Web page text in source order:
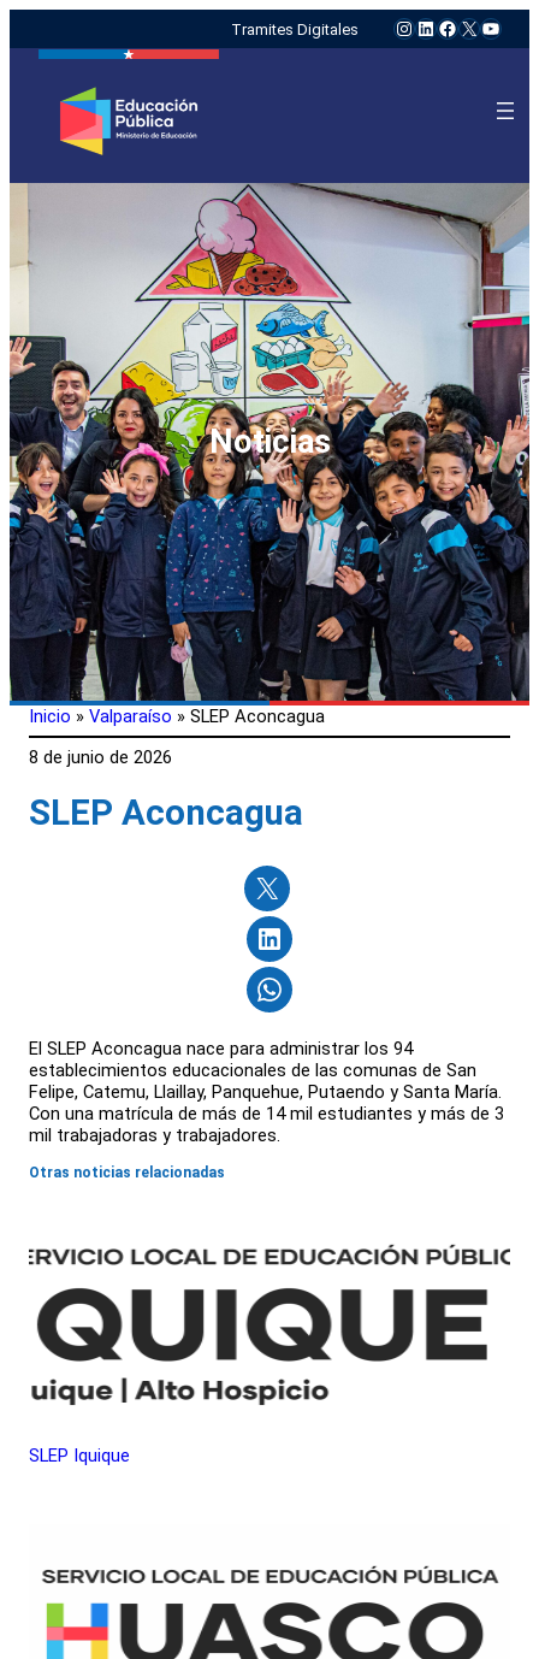
Tramites Digitales Instagram
LinkedIn
Facebook
X
Noticias
Inicio » Valparaíso » SLEP Aconcagua
8 de junio de 2026
SLEP Aconcagua
El SLEP Aconcagua nace para administrar los 94
establecimientos educacionales de las comunas de San
Felipe, Catemu, Llaillay, Panquehue, Putaendo y Santa María.
Con una matrícula de más de 14 mil estudiantes y más de 3
mil trabajadoras y trabajadores.
Otras noticias relacionadas
SLEP Iquique